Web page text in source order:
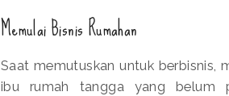
Memulai Bisnis Rumahan
Saat memutuskan untuk berbisnis,
ibu rumah tangga yang belum